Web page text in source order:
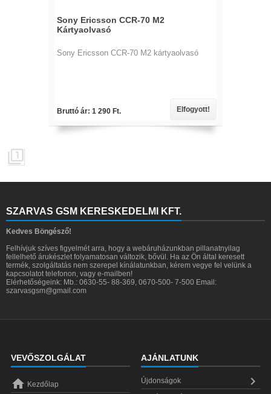
Sony Ericsson CCR-70 M2
Kártyaolvasó
Sony Ericsson CCR-70 M2 kártyaolvasó
Bruttó ár: 1 290 Ft. Elfogyott!

SZARVAS GSM KERESKEDELMI KFT.
Kedves Böngésző!
Felhívjuk szíves figyelmét arra, hogy a webáruházunkban pillanatnyilag
fellelhető árukészlet folyamatosan változik, bővül. Ha az Ön által keresett
termék, szolgáltatás nem szerepel kínálatunkban, kérem vegye fel velünk a
kapcsolatot telefonon, vagy e-mailben!
Elérhetőségeink: Mb.: 0630-55- 88-369, 0670-500- 7-500 Email:
szarvasgsm@gmail.com
VEVŐSZOLGÁLAT
 Kezdőlap
AJÁNLATUNK
Újdonságok 